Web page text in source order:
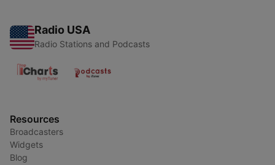
Radio USA
Radio Stations and Podcasts
Resources
Broadcasters
Widgets
Blog